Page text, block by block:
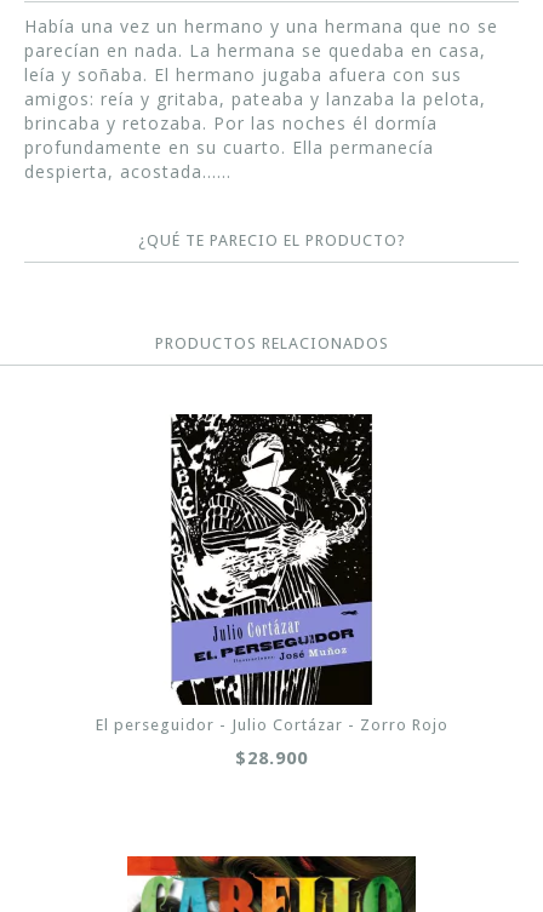
Había una vez un hermano y una hermana que no se
parecían en nada. La hermana se quedaba en casa,
leía y soñaba. El hermano jugaba afuera con sus
amigos: reía y gritaba, pateaba y lanzaba la pelota,
brincaba y retozaba. Por las noches él dormía
profundamente en su cuarto. Ella permanecía
despierta, acostada......
¿QUÉ TE PARECIO EL PRODUCTO?
PRODUCTOS RELACIONADOS
El perseguidor - Julio Cortázar - Zorro Rojo
$28.900